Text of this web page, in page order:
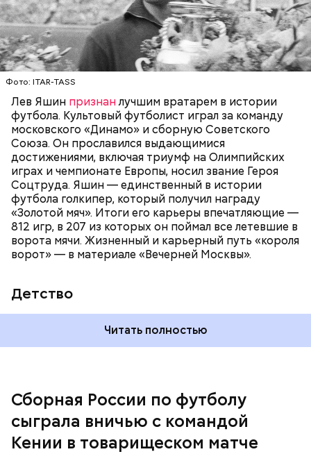
Фото: ITAR-TASS
Лев Яшин признанлучшим вратарем в истории
футбола. Культовый футболист играл за команду
московского «Динамо» и сборную Советского
Союза. Он прославился выдающимися
достижениями, включая триумф на Олимпийских
играх и чемпионате Европы, носил звание Героя
Соцтруда. Яшин — единственный в истории
футбола голкипер, который получил награду
«Золотой мяч». Итоги его карьеры впечатляющие —
812 игр, в 207 из которых он поймал все летевшие в
ворота мячи. Жизненный и карьерный путь «короля
ворот» — в материале «Вечерней Москвы».
Детство
Лев родился в Москве осенью 1929 года в семье
простых советских тружеников завода. Увлечение
футболом возникло еще в детстве: мальчик много
гонял мяч с соседскими детьми во дворе.
Безоблачную жизнь прервало начало Великой
Отечественной войны. Льва вместе с семьей
подростком стал работником тыла: был грузчиком
на заводе, потом освоил слесарное дело и
занимался этим наравне со взрослыми.
Читать полностью
ФУТБОЛ СССР ЛЕВ ЯШИН ИСТОРИЯ
Сборная России по футболу
сыграла вничью с командой
Кении в товарищеском матче
В свою очередь среди кенийцев гол забили Антони
Агай и Джума Чока на 16-й и 37-й минутах матча
повреждения получили вратарь сборной Кении
Брайн Одиамбо и полузащитник российской
команды Даниил Фомин.